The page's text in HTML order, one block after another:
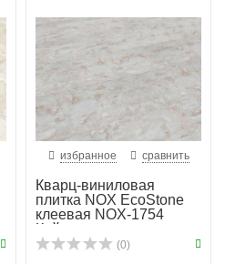
избранное сравнить
Кварц-виниловая
плитка NOX EcoStone
клеевая NOX-1754
Кайлас
(0)